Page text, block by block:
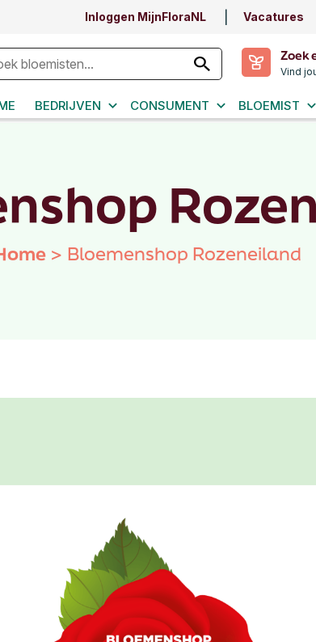
Inloggen MijnFloraNL Vacatures
Zoek
Vind
BEDRIJVEN CONSUMENT BLOEMIST
> Bloemenshop Rozeneiland